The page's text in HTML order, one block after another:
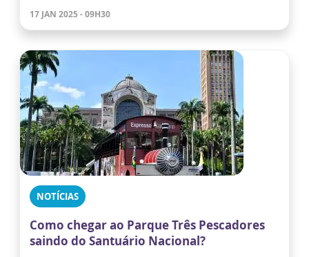
17 JAN 2025 - 09H30
NOTÍCIAS
Como chegar ao Parque Três Pescadores
saindo do Santuário Nacional?